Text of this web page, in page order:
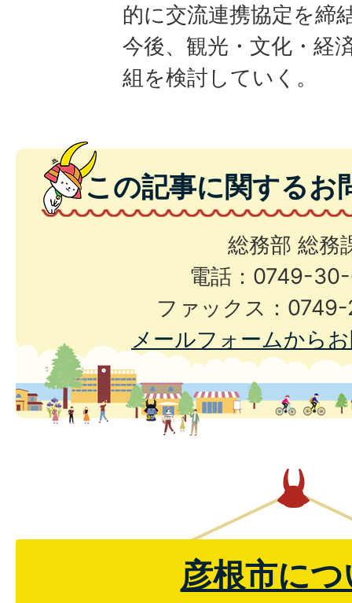
的に交流連携協定を締
今後、観光・文化・経
組を検討していく。
この記事に関するお
総務部 総務
電話：0749-
ファックス：
メールフォームから
彦根市に